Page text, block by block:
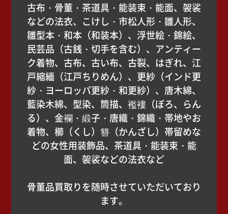
古布・骨董・茶道具・能装束・能面、袈裟
などの法衣、こけし・市松人形・雛人形、
雛型本・和本（和装本）、浮世絵・錦絵、
民芸品（古銭・切手を含む）、アンティー
ク着物、古布、古い布、古裂、はぎれ、江
戸縮緬（江戸ちりめん）、更紗（インド更
紗・ヨーロッパ更紗・和更紗）、唐木綿、
藍染木綿、型染、筒描、襤褸（ぼろ、らん
る）、金襴・緞子・唐織・錦織・帯地やお
着物、櫛（くし）簪（かんざし）帯留めな
どの女性用装飾品、茶道具・能装束・能
面、袈裟などの法衣など
骨董品買取りを随時させていただいており
ます。